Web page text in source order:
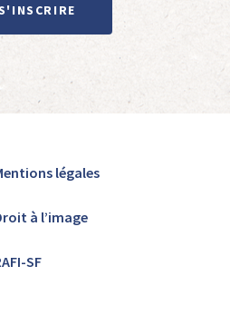
légales
à l’image
SF